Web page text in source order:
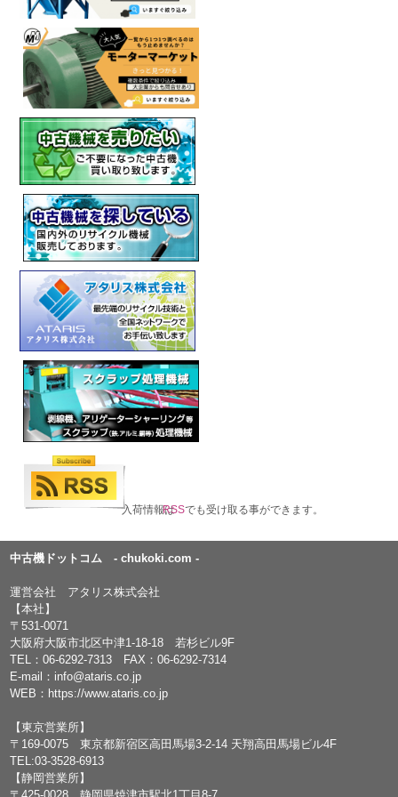
入荷情報はRSSでも受け取る事ができます。
中古機ドットコム - chukoki.com -
運営会社 アタリス株式会社
【本社】
〒531-0071
大阪府大阪市北区中津1-18-18 若杉ビル9F
TEL：06-6292-7313 FAX：06-6292-7314
E-mail： info@ataris.co.jp
WEB： https://www.ataris.co.jp
【東京営業所】
〒169-0075 東京都新宿区高田馬場3-2-14 天翔高田馬場ビル4F
TEL:03-3528-6913
【静岡営業所】